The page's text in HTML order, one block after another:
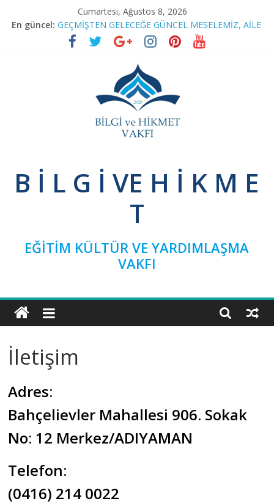
Cumartesi, Ağustos 8, 2026
En güncel: GEÇMİŞTEN GELECEĞE GÜNCEL MESELEMİZ, AİLE
RAMAZAN SOHBETLERİ
TEFSİR PROGRAMIMIZA RAMAZAN ARASI
BAĞIMSIZ SİVİL İNİSİYATİF’TEN YEŞİLAY’A ZİYARET
NİNOVA’YI TERK EDENLER
Bilgi
ve
Hikmet
ve
Hikmet
B İ L G İ VE H İ K M E
T
EĞİTİM KÜLTÜR VE YARDIMLAŞMA
VAKFI
İletişim
Adres:
Bahçelievler Mahallesi 906. Sokak
No: 12 Merkez/ADIYAMAN
Telefon:
(0416) 214 0022